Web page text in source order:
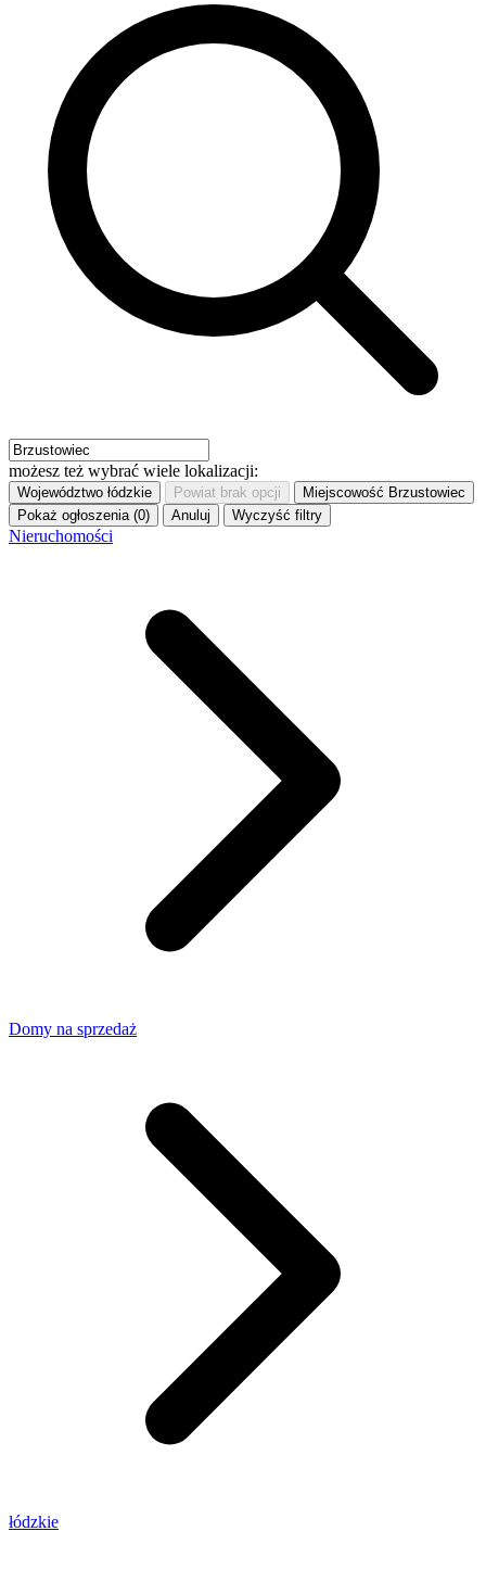
możesz też wybrać wiele lokalizacji:
Województwo łódzkie Powiat brak opcji Miejscowość Brzustowiec
Pokaż ogłoszenia (0)
Anuluj Wyczyść filtry
Nieruchomości
Domy na sprzedaż
łódzkie